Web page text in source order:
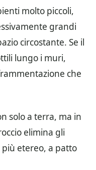
molto piccoli,
grandi
circostante. Se il
lungo i muri,
che
solo a terra, ma in
elimina gli
più etereo, a patto